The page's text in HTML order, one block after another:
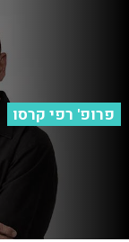
פרופ' רפי קרסו